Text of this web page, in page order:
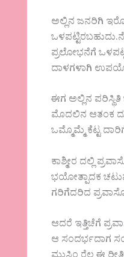
ಅಲ್ಲಿನ ಜನರಿಗಿ
ಪ್ರಲೋಭನೆಗೆ
ದಾಳಗಳಾಗಿ
ಈಗ ಅಲ್ಲಿನ ಪರಿಸ್ಥಿತಿ
ಮೊದಲಿನ ಆತಂಕ
ಒಮ್ಮೊಮ್ಮೆ ಕೆಟ್ಟ
ಕಾಶ್ಮೀರ ದಲ್ಲಿ
ಭಯೋತ್ಪಾದಕ
ಗರಿಗೆದರಿದ
ಆದರೆ ಇತ್ತಿಚೆಗೆ
ಆ ಸಂದರ್ಭದಾಗ